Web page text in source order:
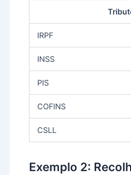
IRPF
INSS
PIS
COFINS
CSLL
Exemplo 2: